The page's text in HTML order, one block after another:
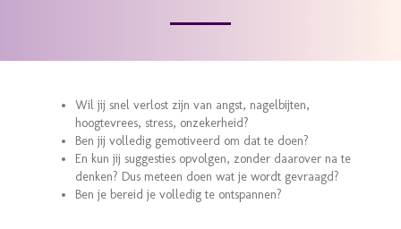
Wil jij snel verlost zijn van angst, nagelbijten,
hoogtevrees, stress, onzekerheid?
Ben jij volledig gemotiveerd om dat te doen?
En kun jij suggesties opvolgen, zonder daarover na te
denken? Dus meteen doen wat je wordt gevraagd?
Ben je bereid je volledig te ontspannen?